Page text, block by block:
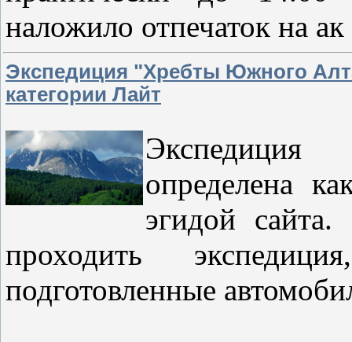
наложило отпечаток на ак
Экспедиция "Хребты Южного
категории Лайт
определена
эгидой
проходить
подготовленные